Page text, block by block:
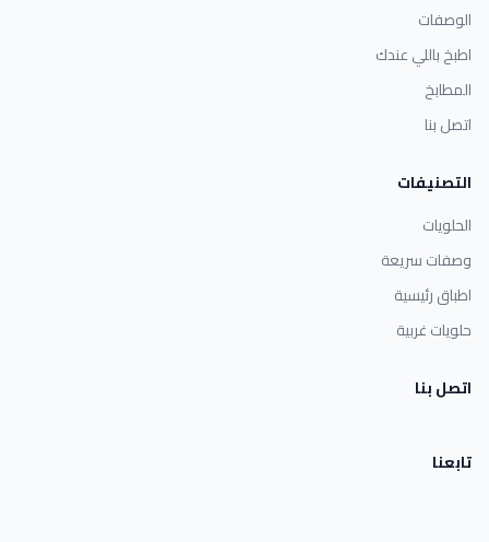
الوصفات
اطبخ باللي عندك
المطابخ
اتصل بنا
التصنيفات
الحلويات
وصفات سريعة
اطباق رئيسية
حلويات غربية
اتصل بنا
تابعنا